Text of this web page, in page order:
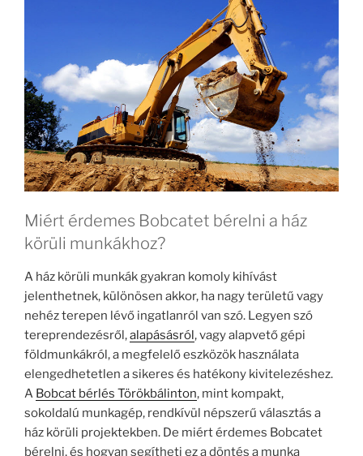
Miért érdemes Bobcatet bérelni a ház
körüli munkákhoz?
A ház körüli munkák gyakran komoly kihívást
jelenthetnek, különösen akkor, ha nagy területű vagy
nehéz terepen lévő ingatlanról van szó. Legyen szó
tereprendezésről,alapásásról, vagy alapvető gépi
földmunkákról, a megfelelő eszközök használata
elengedhetetlen a sikeres és hatékony kivitelezéshez.
A Bobcat bérlés Törökbálinton, mint kompakt,
sokoldalú munkagép, rendkívül népszerű választás a
ház körüli projektekben. De miért érdemes Bobcatet
bérelni, és hogyan segítheti ez a döntés a munka